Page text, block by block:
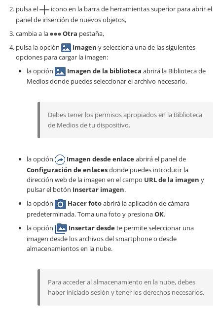
pulsa el
icono en la barra de herramientas superior para abrir el
panel de inserción de nuevos objetos,
cambia a la
Otra pestaña,
pulsa la opción
Imagen y selecciona una de las siguientes
opciones para cargar la imagen:
la opción
Imagen de la biblioteca abrirá la Biblioteca de
Medios donde puedes seleccionar el archivo necesario.
Debes tener los permisos apropiados en la Biblioteca
de Medios de tu dispositivo.
la opción Imagen desde enlaceabrirá el panel de
Configuración de enlacesdonde puedes introducir la
dirección web de la imagen en el campo URL de la imagen y
pulsar el botón Insertar imagen.
la opción
Hacer fotoabrirá la aplicación de cámara
predeterminada. Toma una foto y presionaOK.
la opción
Insertar desdete permite seleccionar una
imagen desde los archivos del smartphone o desde
almacenamientos en la nube.
Para acceder al almacenamiento en la nube, debes
haber iniciado sesión y tener los derechos necesarios.